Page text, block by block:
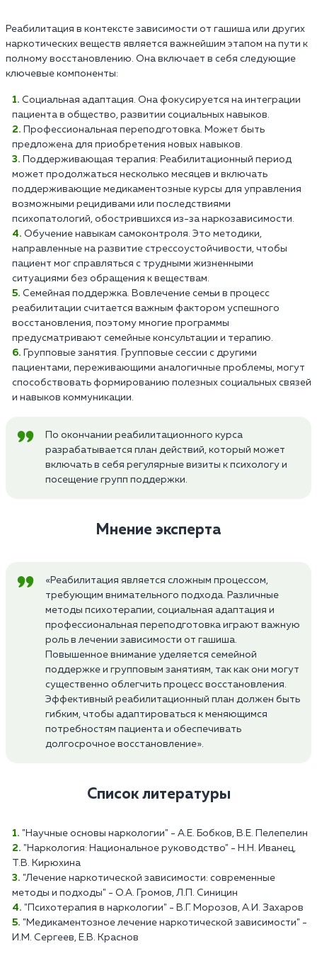
Реабилитация в контексте зависимости от гашиша или других
наркотических веществ является важнейшим этапом на пути к
полному восстановлению. Она включает в себя следующие
ключевые компоненты:
Социальная адаптация. Она фокусируется на интеграции
пациента в общество, развитии социальных навыков.
Профессиональная переподготовка. Может быть
предложена для приобретения новых навыков.
Поддерживающая терапия: Реабилитационный период
может продолжаться несколько месяцев и включать
поддерживающие медикаментозные курсы для управления
возможными рецидивами или последствиями
психопатологий, обострившихся из-за наркозависимости.
Обучение навыкам самоконтроля. Это методики,
направленные на развитие стрессоустойчивости, чтобы
пациент мог справляться с трудными жизненными
ситуациями без обращения к веществам.
Семейная поддержка. Вовлечение семьи в процесс
реабилитации считается важным фактором успешного
восстановления, поэтому многие программы
предусматривают семейные консультации и терапию.
Групповые занятия. Групповые сессии с другими
пациентами, переживающими аналогичные проблемы, могут
способствовать формированию полезных социальных связей
и навыков коммуникации.
По окончании реабилитационного курса
разрабатывается план действий, который может
включать в себя регулярные визиты к психологу и
посещение групп поддержки.
Мнение эксперта
«Реабилитация является сложным процессом,
требующим внимательного подхода. Различные
методы психотерапии, социальная адаптация и
профессиональная переподготовка играют важную
роль в лечении зависимости от гашиша.
Повышенное внимание уделяется семейной
поддержке и групповым занятиям, так как они могут
существенно облегчить процесс восстановления.
Эффективный реабилитационный план должен быть
гибким, чтобы адаптироваться к меняющимся
потребностям пациента и обеспечивать
долгосрочное восстановление».
Список литературы
"Научные основы наркологии" - А.Е. Бобков, В.Е. Пелепелин
"Наркология: Национальное руководство" - Н.Н. Иванец,
Т.В. Кирюхина
"Лечение наркотической зависимости: современные
методы и подходы" - О.А. Громов, Л.П. Синицин
"Психотерапия в наркологии" - В.Г. Морозов, А.И. Захаров
"Медикаментозное лечение наркотической зависимости" -
И.М. Сергеев, Е.В. Краснов